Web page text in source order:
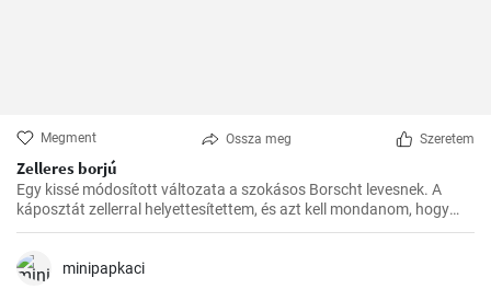
Megment Ossza meg Szeretem
Zelleres borjú
Egy kissé módosított változata a szokásos Borscht levesnek. A
káposztát zellerral helyettesítettem, és azt kell mondanom, hogy
nagyszerű íze volt.
minipapkaci